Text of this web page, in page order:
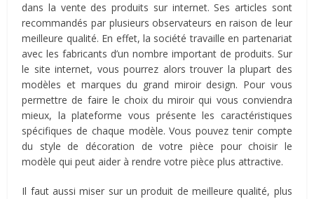
dans la vente des produits sur internet. Ses articles sont
recommandés par plusieurs observateurs en raison de leur
meilleure qualité. En effet, la société travaille en partenariat
avec les fabricants d’un nombre important de produits. Sur
le site internet, vous pourrez alors trouver la plupart des
modèles et marques du grand miroir design. Pour vous
permettre de faire le choix du miroir qui vous conviendra
mieux, la plateforme vous présente les caractéristiques
spécifiques de chaque modèle. Vous pouvez tenir compte
du style de décoration de votre pièce pour choisir le
modèle qui peut aider à rendre votre pièce plus attractive.
Il faut aussi miser sur un produit de meilleure qualité, plus